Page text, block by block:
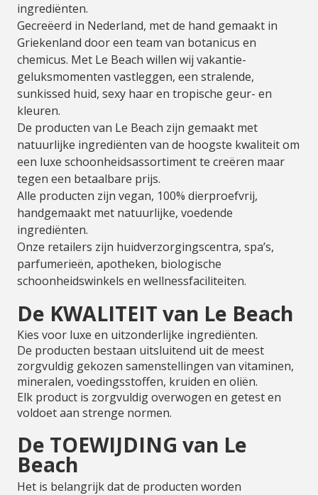
ingrediënten.
Gecreëerd in Nederland, met de hand gemaakt in
Griekenland door een team van botanicus en
chemicus. Met Le Beach willen wij vakantie-
geluksmomenten vastleggen, een stralende,
sunkissed huid, sexy haar en tropische geur- en
kleuren.
De producten van Le Beach zijn gemaakt met
natuurlijke ingrediënten van de hoogste kwaliteit om
een luxe schoonheidsassortiment te creëren maar
tegen een betaalbare prijs.
Alle producten zijn vegan, 100% dierproefvrij,
handgemaakt met natuurlijke, voedende
ingrediënten.
Onze retailers zijn huidverzorgingscentra, spa’s,
parfumerieën, apotheken, biologische
schoonheidswinkels en wellnessfaciliteiten.
De KWALITEIT van Le Beach
Kies voor luxe en uitzonderlijke ingrediënten.
De producten bestaan uitsluitend uit de meest
zorgvuldig gekozen samenstellingen van vitaminen,
mineralen, voedingsstoffen, kruiden en oliën.
Elk product is zorgvuldig overwogen en getest en
voldoet aan strenge normen.
De TOEWIJDING van Le
Beach
Het is belangrijk dat de producten worden